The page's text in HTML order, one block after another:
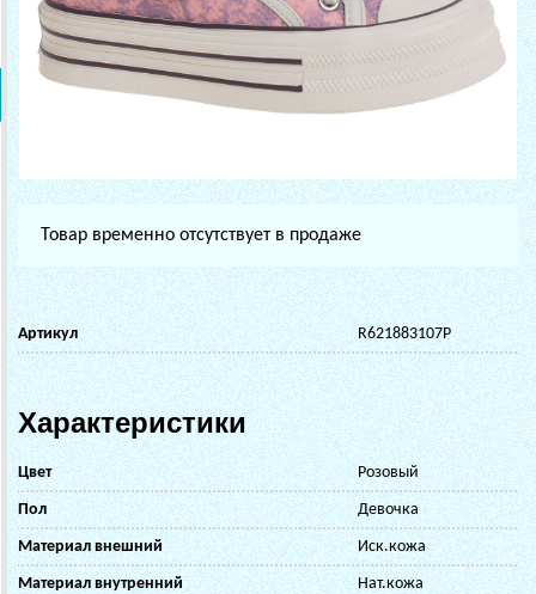
Товар временно отсутствует в продаже
Артикул R621883107P
Характеристики
Цвет Розовый
Пол Девочка
Материал внешний Иск.кожа
Материал внутренний Нат.кожа